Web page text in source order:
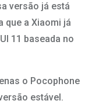
versão já está
que a Xiaomi já
11 baseada no
o Pocophone
estável.